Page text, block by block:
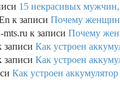
15 некрасивых
к записи Почему
mts.ru к записи Почему
записи Как устроен
записи Как устроен
Как устроен